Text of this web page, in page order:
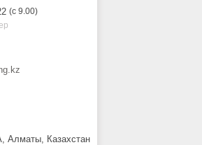
с 9.00
Алматы, Казахстан